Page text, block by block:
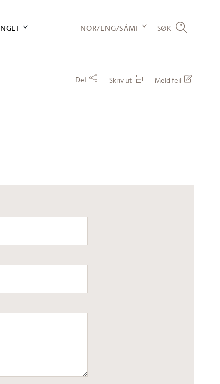
NOR/ENG/SÁMI SØK
Del Skriv ut Meld feil